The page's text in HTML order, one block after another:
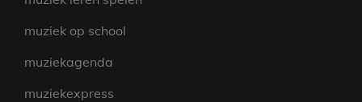
muziek op school
muziekagenda
muziekexpress